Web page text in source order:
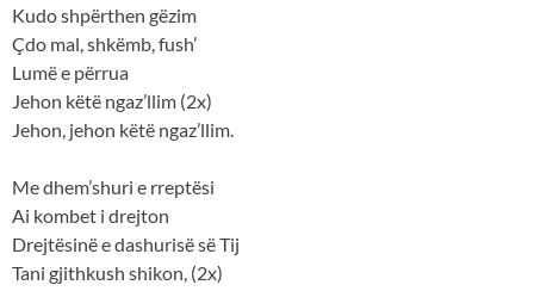
Kudo shpërthen gëzim
Çdo mal, shkëmb, fush’
Lumë e përrua
Jehon këtë ngaz’llim (2x)
Jehon, jehon këtë ngaz’llim.
Me dhem’shuri e rreptësi
Ai kombet i drejton
Drejtësinë e dashurisë së Tij
Tani gjithkush shikon, (2x)